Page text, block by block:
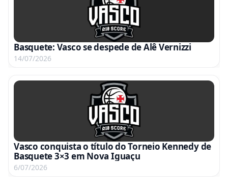
Basquete: Vasco se despede de Alê Vernizzi
14/07/2026
Vasco conquista o título do Torneio Kennedy de
Basquete 3×3 em Nova Iguaçu
6/07/2026